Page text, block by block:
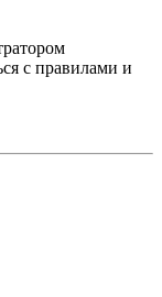
с правилами и